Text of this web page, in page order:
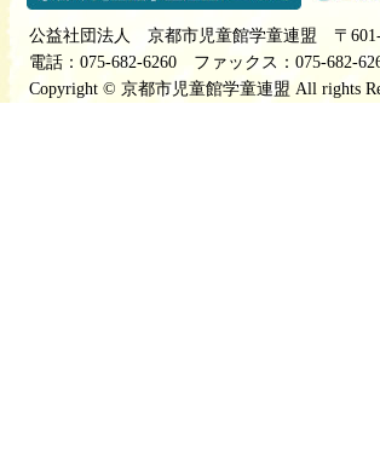
公益社団法人 京都市児童館学童連盟 〒601-
電話：075-682-6260 ファックス：075-682-
Copyright © 京都市児童館学童連盟 All rights